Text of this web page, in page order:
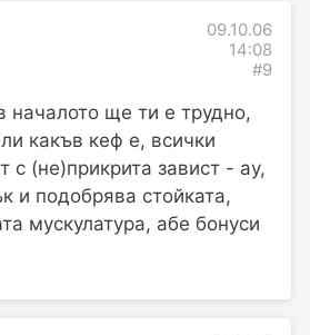
09.10.06
14:08
#9
началото ще ти е трудно,
какъв кеф е, всички
с (не)прикрита завист - ау,
и подобрява стойката,
мускулатура, абе бонуси